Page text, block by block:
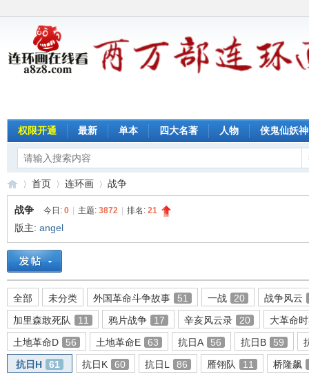
权限开通 最新 单本 四大名著 人物 侠鬼仙妖神
连»
首页
›
连环画
›
战争
战争 今日: 0 主题: 3872 排名: 21
版主: angel
全部 未分类 外国革命斗争故事 51 一战 20
战争风云
加里森敢死队
11 鸦片战争 17 辛亥风云录 20
大革命
土地革命D
56 土地革命E 63 抗日A 56 抗日B 59
抗日H
61 抗日K 60 抗日L 86 雁翎队 11 桥隆飙